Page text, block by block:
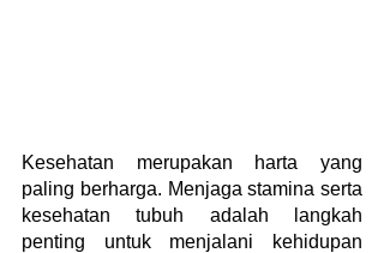
Kesehatan merupakan harta yang
paling berharga. Menjaga stamina serta
kesehatan tubuh adalah langkah
penting untuk menjalani kehidupan